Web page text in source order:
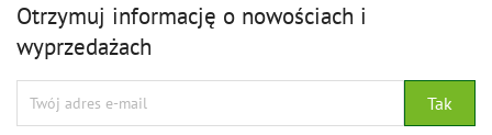
Otrzymuj informację o nowościach i
wyprzedażach